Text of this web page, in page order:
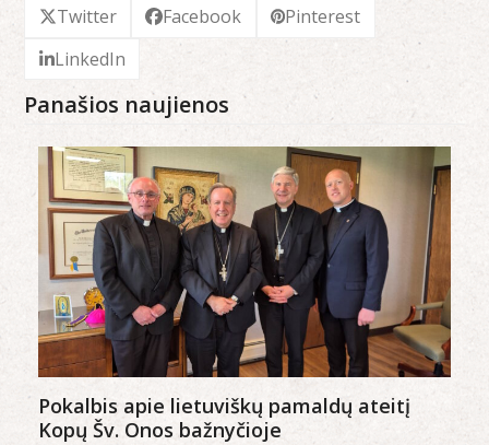
Twitter Facebook
Pinterest
LinkedIn
Panašios naujienos
Pokalbis apie lietuviškų pamaldų ateitį
Kopų Šv. Onos bažnyčioje